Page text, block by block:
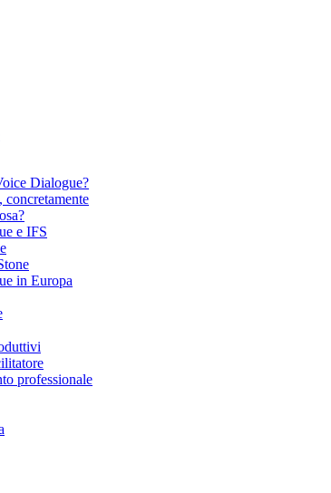
Dialogue?
concretamente
e IFS
in Europa
professionale